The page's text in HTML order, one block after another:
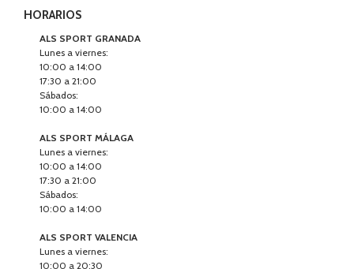
HORARIOS
ALS SPORT GRANADA
Lunes a viernes:
10:00 a 14:00
17:30 a 21:00
Sábados:
10:00 a 14:00
ALS SPORT MÁLAGA
Lunes a viernes:
10:00 a 14:00
17:30 a 21:00
Sábados:
10:00 a 14:00
ALS SPORT VALENCIA
Lunes a viernes:
10:00 a 20:30